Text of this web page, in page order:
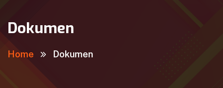
Dokumen
Home Dokumen